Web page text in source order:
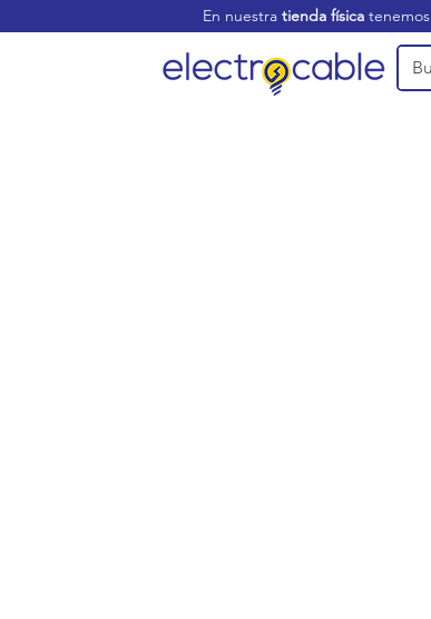
En nuestra tienda física tenemos